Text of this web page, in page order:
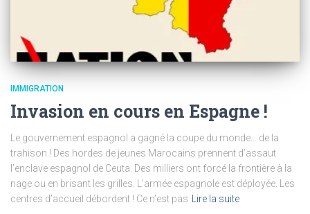
IMMIGRATION
Invasion en cours en Espagne !
Le gouvernement espagnol a gagné la coupe du monde… de la
trahison ! Des hordes de jeunes Marocains prennent d’assaut
l’enclave espagnol de Ceuta. Des milliers ont forcé la frontière à la
nage ou en brisant les grilles. L’armée espagnole est déployée. Les
centres d’accueil débordent ! Ce n’est pas Lire la suite